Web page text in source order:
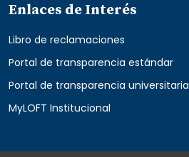
Enlaces de Interés
Libro de reclamaciones
Portal de transparencia estándar
Portal de transparencia universitaria
MyLOFT Institucional